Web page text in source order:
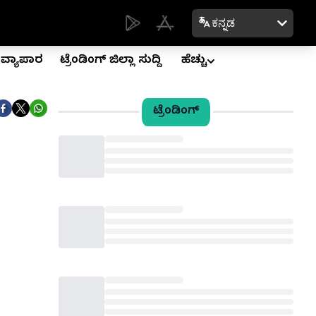
ಕನ್ನಡ
ವ್ಯಾಪಾರ ಟ್ರೆಂಡಿಂಗ್ ಜಿಲ್ಲಾ ಸುದ್ದಿ ಹೆಚ್ಚು
ಟ್ರೆಂಡಿಂಗ್